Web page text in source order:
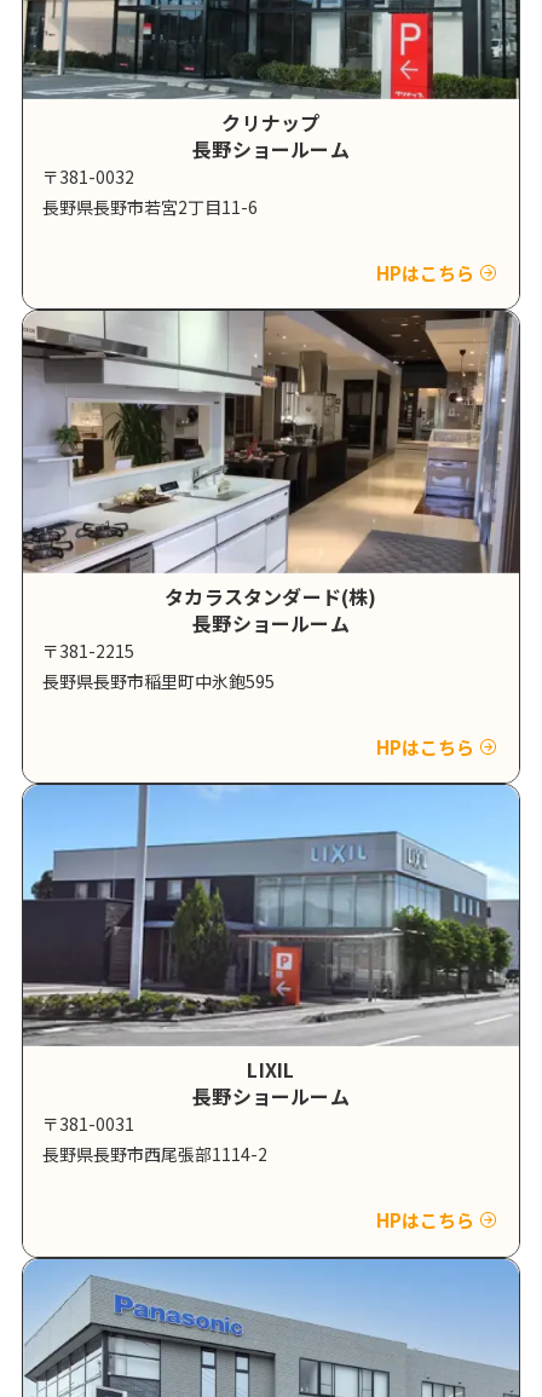
クリナップ
長野ショールーム
〒381-0032
長野県長野市若宮2丁目11-6
HPはこちら
タカラスタンダード(株)
長野ショールーム
〒381-2215
長野県長野市稲里町中氷鉋595
HPはこちら
LIXIL
長野ショールーム
〒381-0031
長野県長野市西尾張部1114-2
HPはこちら